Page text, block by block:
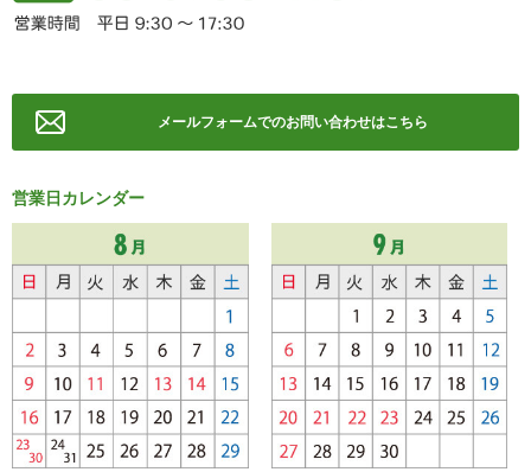
メールフォームでのお問い合わせはこちら
営業日カレンダー